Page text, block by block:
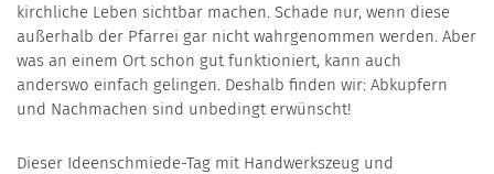
kirchliche Leben sichtbar machen. Schade nur, wenn diese
außerhalb der Pfarrei gar nicht wahrgenommen werden. Aber
was an einem Ort schon gut funktioniert, kann auch
anderswo einfach gelingen. Deshalb finden wir: Abkupfern
und Nachmachen sind unbedingt erwünscht!
Dieser Ideenschmiede-Tag mit Handwerkszeug und